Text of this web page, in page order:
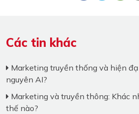
Các tin khác
Marketing truyền thống và hiện
nguyên AI?
Marketing và truyền thông: Khác
thế nào?